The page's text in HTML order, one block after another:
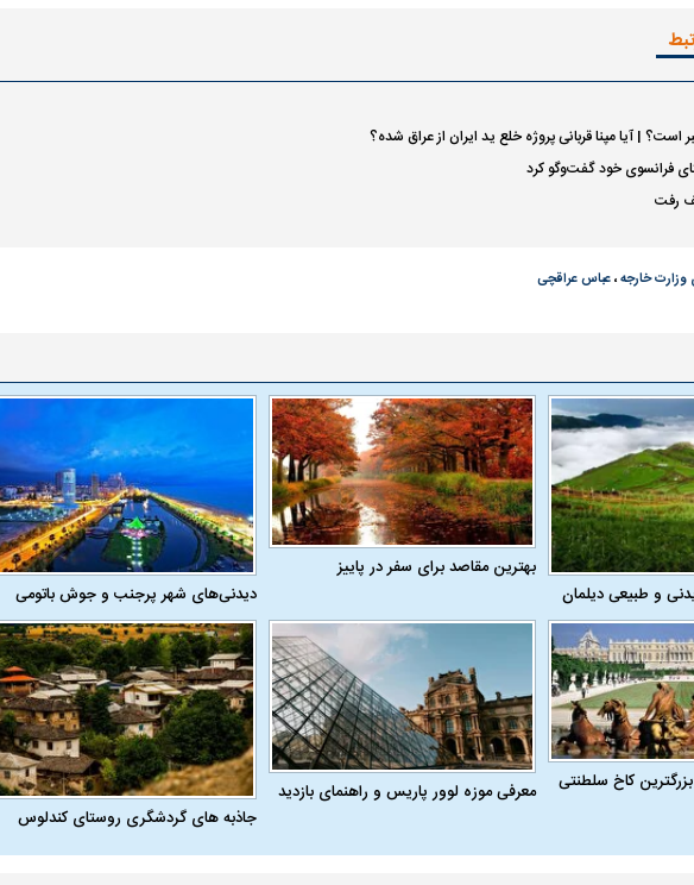
است؟ | آیا مپنا قربانی پروژه خلع ید ایران از عراق شده؟
فرانسوی خود گفت‌و‌گو کرد
رفت
خارجه،عباس عراقچی
و طبیعی دیلمان
بهترین مقاصد برای سفر در پاییز
دیدنی‌های شهر پرجنب و جوش باتومی
کاخ سلطنتی
معرفی موزه لوور پاریس و راهنمای بازدید
جاذبه های گردشگری روستای کندلوس
ناشناس که
مرگ دلخراش دختر ۱۸ ساله بر اثر برق
واژگونی مرگبار سمند در اصفهان | ۴ نفر
منتفی شد؛
انتخاب تیم جدید
ابهام بزرگ درباره قرارداد یاسر آسانی؛
اولین چالش حقوقی استقلال
پرسپولیس در انتظار سه خرید کلیدی
پیش از شروع لیگ